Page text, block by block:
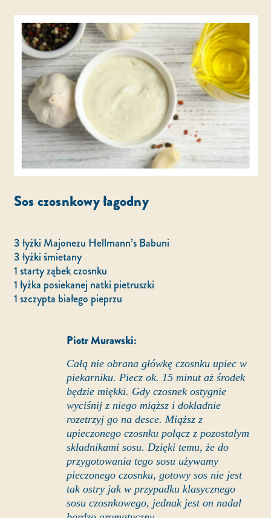
Sos czosnkowy łagodny
3 łyżki Majonezu Hellmann’s Babuni
3 łyżki śmietany
1 starty ząbek czosnku
1 łyżka posiekanej natki pietruszki
1 szczypta białego pieprzu
Piotr Murawski:
Całą nie obrana główkę czosnku upiec w
piekarniku. Piecz ok. 15 minut aż środek
będzie miękki. Gdy czosnek ostygnie
wyciśnij z niego miąższ i dokładnie
rozetrzyj go na desce. Miąższ z
upieczonego czosnku połącz z pozostałym
składnikami sosu. Dzięki temu, że do
przygotowania tego sosu używamy
pieczonego czosnku, gotowy sos nie jest
tak ostry jak w przypadku klasycznego
sosu czosnkowego, jednak jest on nadal